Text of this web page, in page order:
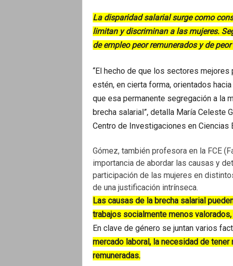
La disparidad salarial surge como
limitan y discriminan a las mujeres.
de empleo peor remunerados y de peor
“El hecho de que los sectores
estén, en cierta forma, orientados
que esa permanente segregación a la
brecha salarial”, detalla María Celeste
Centro de Investigaciones en Ciencias
Gómez, también profesora en la FCE
importancia de abordar las causas y
participación de las mujeres en
de una justificación intrínseca.
Las causas de la brecha salarial
trabajos socialmente menos
En clave de género se juntan varios
mercado laboral, la necesidad de tener
remuneradas.